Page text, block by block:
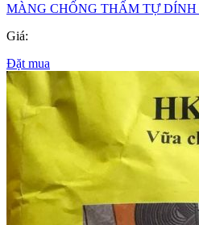
MÀNG CHỐNG THẤM TỰ
Giá:
Đặt mua